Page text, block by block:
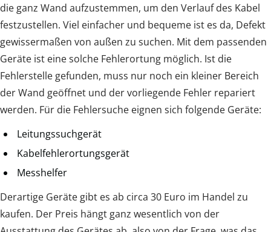
die ganz Wand aufzustemmen, um den Verlauf des Kabel
festzustellen. Viel einfacher und bequeme ist es da, Defekt
gewissermaßen von außen zu suchen. Mit dem passenden
Geräte ist eine solche Fehlerortung möglich. Ist die
Fehlerstelle gefunden, muss nur noch ein kleiner Bereich
der Wand geöffnet und der vorliegende Fehler repariert
werden. Für die Fehlersuche eignen sich folgende Geräte:
Leitungssuchgerät
Kabelfehlerortungsgerät
Messhelfer
Derartige Geräte gibt es ab circa 30 Euro im Handel zu
kaufen. Der Preis hängt ganz wesentlich von der